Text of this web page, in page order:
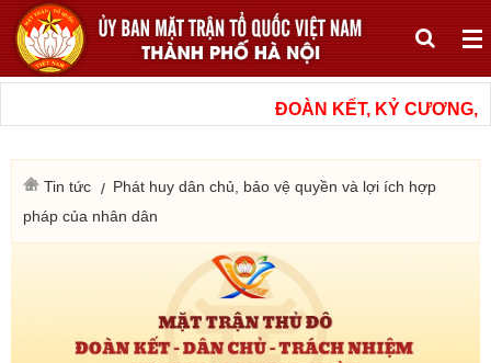
ĐOÀN KẾT, KỶ CƯƠNG,
Tin tức
Phát huy dân chủ, bảo vệ quyền và lợi ích hợp
pháp của nhân dân